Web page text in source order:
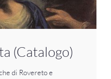
(Catalogo)
di Rovereto e